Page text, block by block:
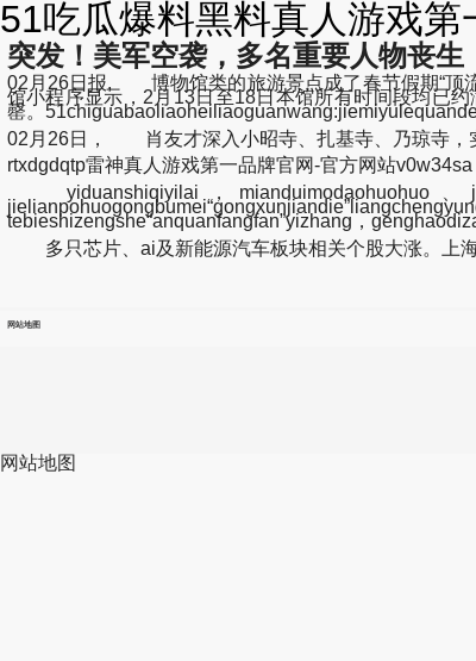
51吃瓜爆料黑料真人游戏
突发！美军空袭，多名重要人物丧生
02月26日报, 博物馆类的旅游景点成了春节假期“顶
馆小程序显示，2月13日至18日本馆所有时间段均已
罄。
02月26日， 肖友才深入小昭寺、扎基寺、乃琼寺，
rtxdgdqtp雷神真人游戏第一品牌官网-官方网站v0w34sa
yiduanshiqiyilai，mianduimodaohuohuo、
tebieshizengshe“anquanfangfan”yizhang，
多只芯片、ai及新能源汽车板块相关个股大涨。上海
网站地图
网站地图